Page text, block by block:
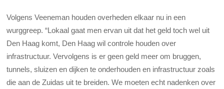
Volgens Veeneman houden overheden elkaar nu in een
wurggreep. “Lokaal gaat men ervan uit dat het geld toch wel uit
Den Haag komt, Den Haag wil controle houden over
infrastructuur. Vervolgens is er geen geld meer om bruggen,
tunnels, sluizen en dijken te onderhouden en infrastructuur zoals
die aan de Zuidas uit te breiden. We moeten echt nadenken over